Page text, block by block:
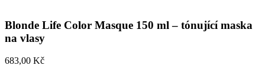
Blonde Life Color Masque 150 ml – tónující maska
na vlasy
683,00 Kč